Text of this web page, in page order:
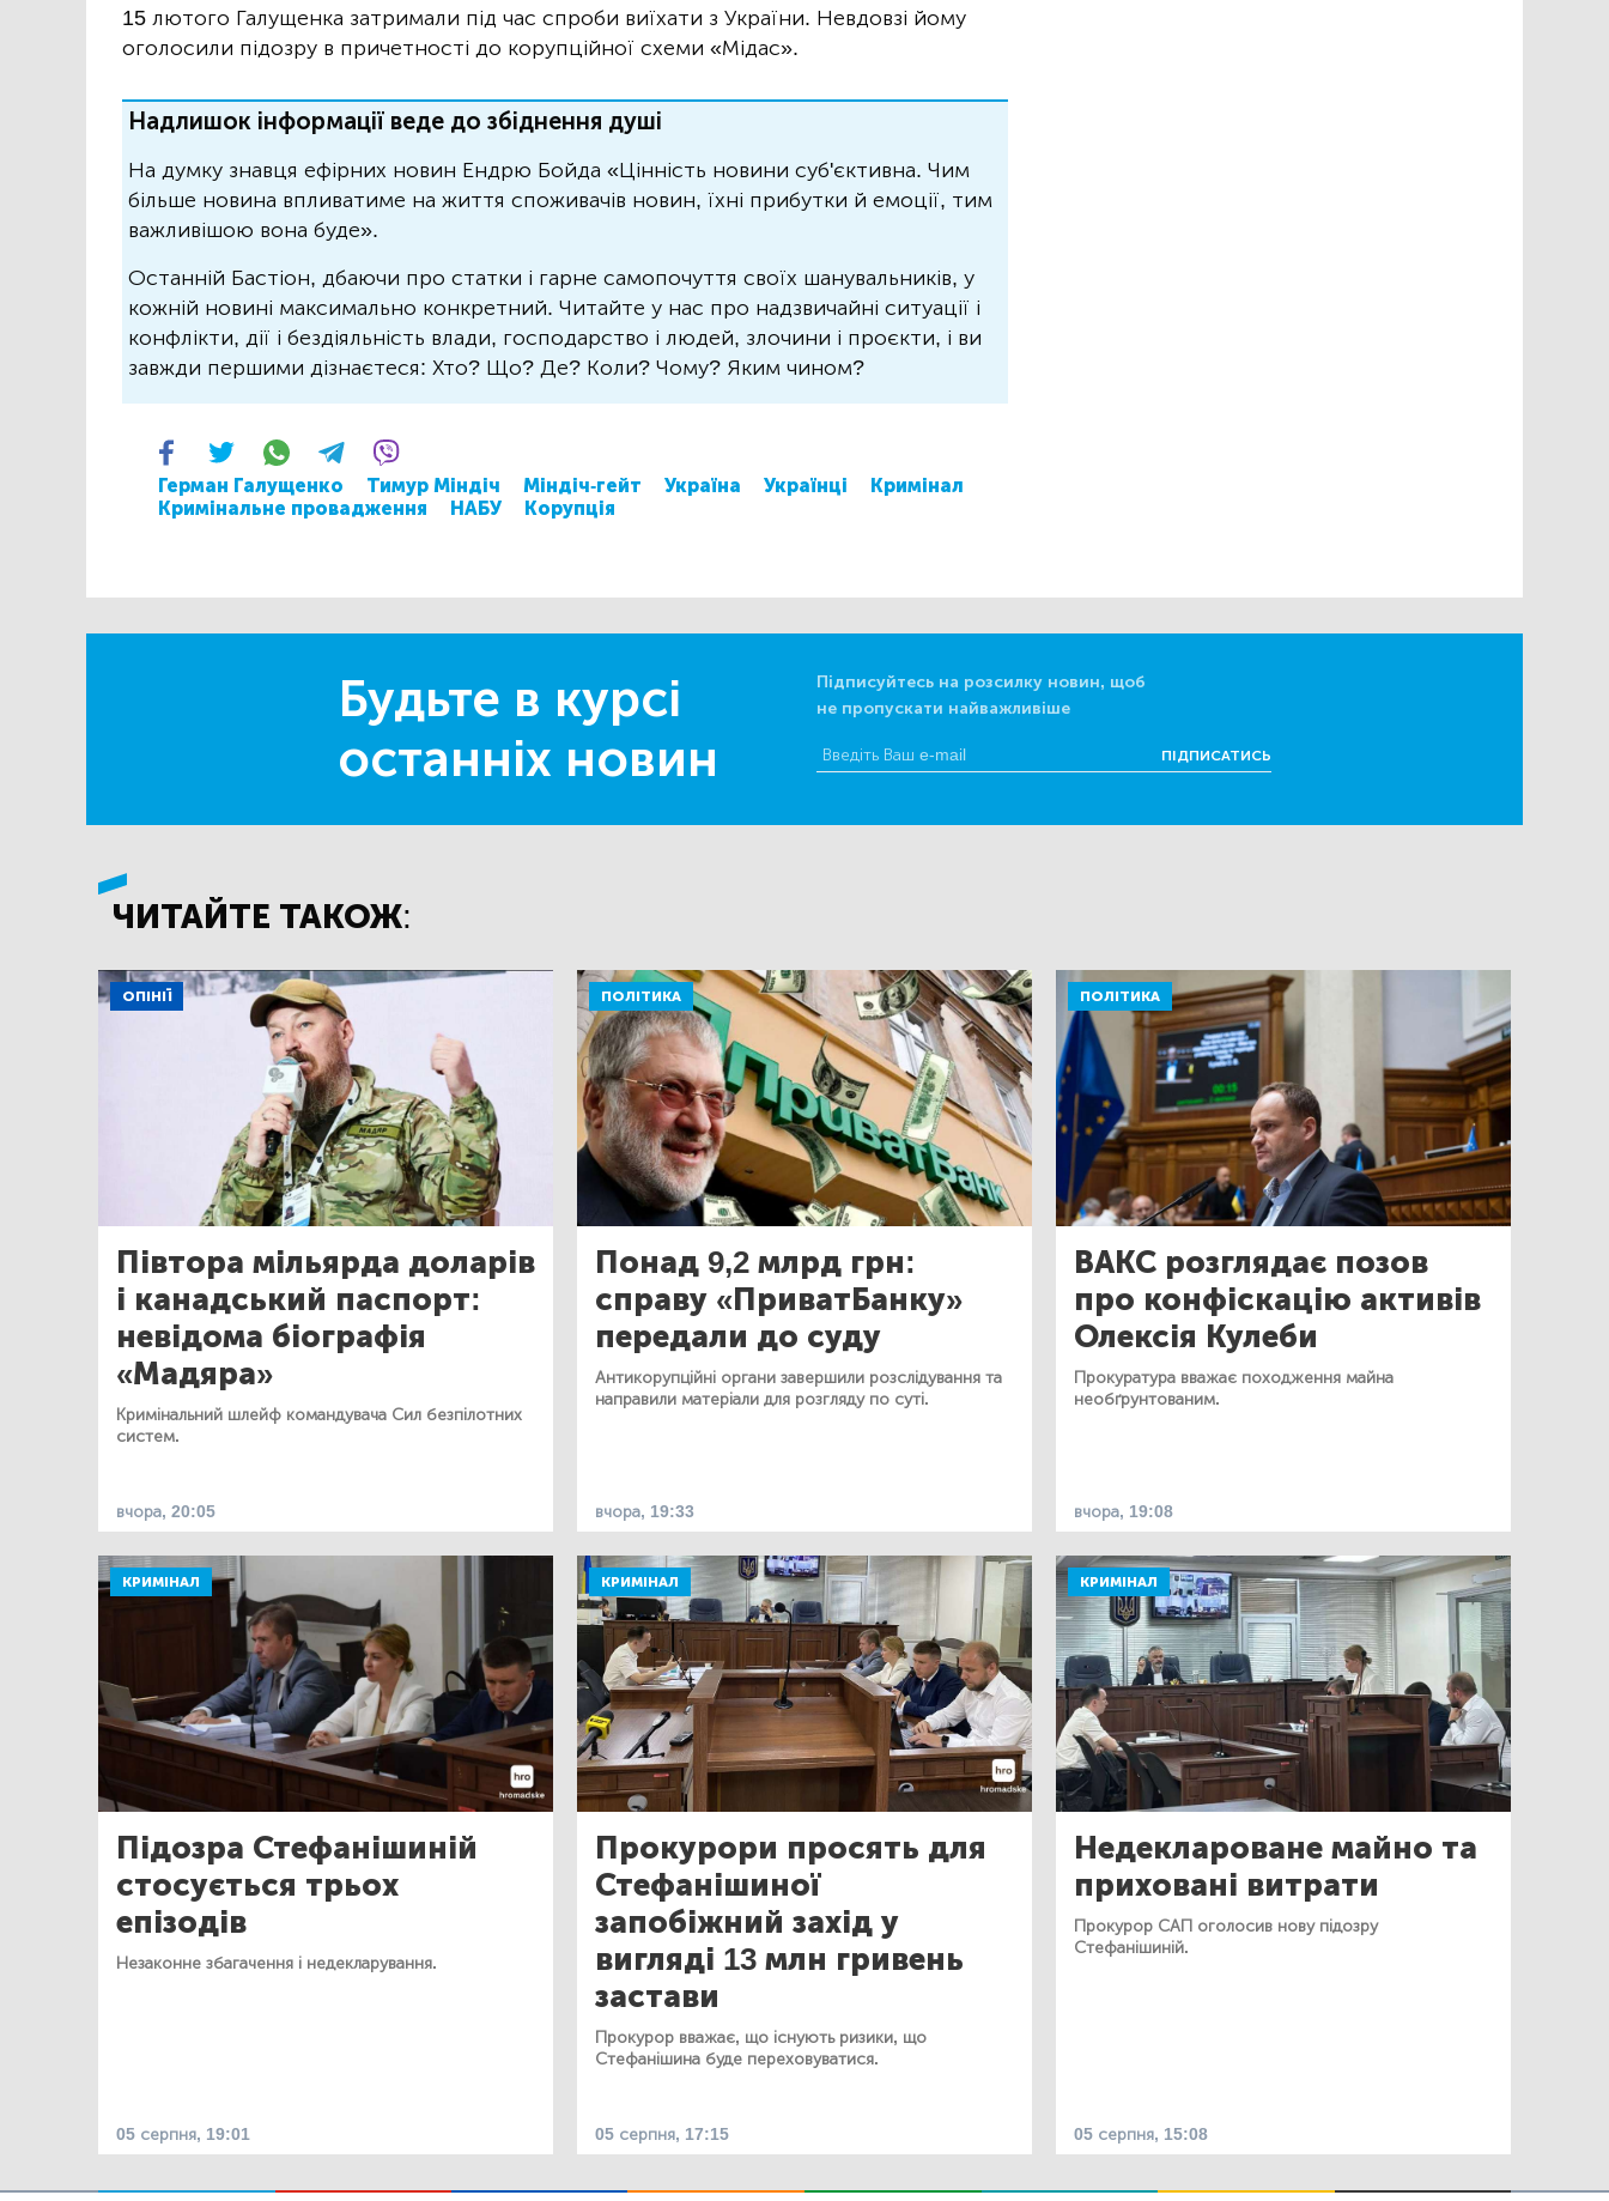
15 лютого Галущенка затримали під час спроби виїхати з України. Невдовзі йому
оголосили підозру в причетності до корупційної схеми «Мідас».
Надлишок інформації веде до збіднення душі
На думку знавця ефірних новин Ендрю Бойда «Цінність новини суб'єктивна. Чим
більше новина впливатиме на життя споживачів новин, їхні прибутки й емоції, тим
важливішою вона буде».
Останній Бастіон, дбаючи про статки і гарне самопочуття своїх шанувальників, у
кожній новині максимально конкретний. Читайте у нас про надзвичайні ситуації і
конфлікти, дії і бездіяльність влади, господарство і людей, злочини і проєкти, і ви
завжди першими дізнаєтеся: Хто? Що? Де? Коли? Чому? Яким чином?
Герман Галущенко Тимур Міндіч Міндіч-гейт Україна Українці
Кримінал
Кримінальне провадження
НАБУ Корупція
Будьте в курсі
останніх новин
Підписуйтесь на розсилку новин, щоб
не пропускати найважливіше
ПІДПИСАТИСЬ
ЧИТАЙТЕ ТАКОЖ:
ОПІНІЇ
Півтора мільярда доларів
і канадський паспорт:
невідома біографія
«Мадяра»
Кримінальний шлейф командувача Сил безпілотних
систем.
вчора, 20:05
ПОЛІТИКА
Понад 9,2 млрд грн:
справу «ПриватБанку»
передали до суду
Антикорупційні органи завершили розслідування та
направили матеріали для розгляду по суті.
вчора, 19:33
ПОЛІТИКА
ВАКС розглядає позов
про конфіскацію активів
Олексія Кулеби
Прокуратура вважає походження майна
необґрунтованим.
вчора, 19:08
КРИМІНАЛ
Підозра Стефанішиній
стосується трьох
епізодів
Незаконне збагачення і недекларування.
05 серпня, 19:01
КРИМІНАЛ
Прокурори просять для
Стефанішиної
запобіжний захід у
вигляді 13 млн гривень
застави
Прокурор вважає, що існують ризики, що
Стефанішина буде переховуватися.
05 серпня, 17:15
КРИМІНАЛ
Недеклароване майно та
приховані витрати
Прокурор САП оголосив нову підозру
Стефанішиній.
05 серпня, 15:08